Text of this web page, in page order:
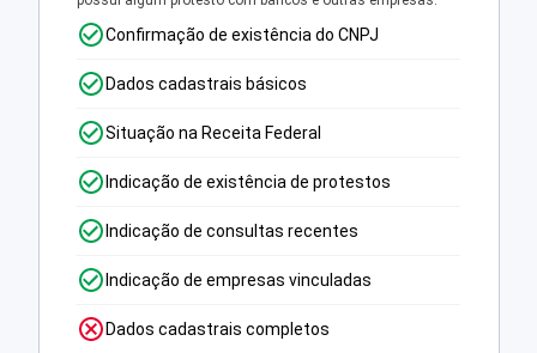
Confirmação de existência do CNPJ
Dados cadastrais básicos
Situação na Receita Federal
Indicação de existência de protestos
Indicação de consultas recentes
Indicação de empresas vinculadas
Dados cadastrais completos